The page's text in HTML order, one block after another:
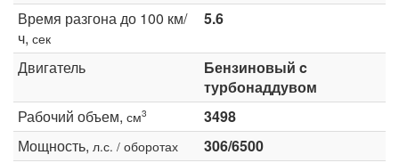
Время разгона до 100 км/
ч, сек
5.6
Двигатель
Бензиновый c
турбонаддувом
Рабочий объем, см3
3498
Мощность, л.с. / оборотах
306/6500